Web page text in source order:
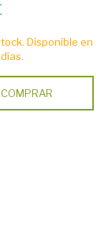
Disponible en
COMPRAR